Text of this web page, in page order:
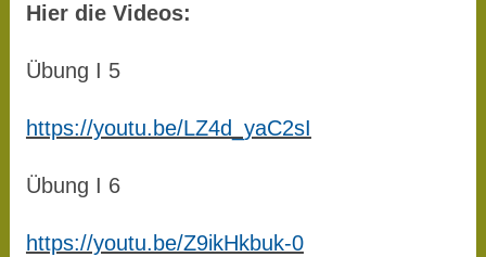
Hier die Videos:
Übung I 5
https://youtu.be/LZ4d_yaC2sI
Übung I 6
https://youtu.be/Z9ikHkbuk-0